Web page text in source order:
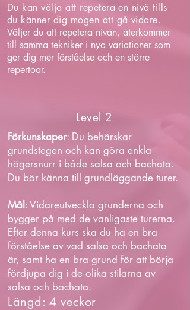
Du kan välja att repetera en nivå tills
du känner dig mogen att gå vidare.
Väljer du att repetera nivån, återkommer
till samma tekniker i nya variationer som
ger dig mer förståelse och en större
repertoar.
Level 2
Förkunskaper: Du behärskar
grundstegen och kan göra enkla
högersnurr i både salsa och bachata.
Du bör känna till grundläggande turer.
Mål : Vidareutveckla grunderna och
bygger på med de vanligaste turerna.
Efter denna kurs ska du ha en bra
förståelse av vad salsa och bachata
är, samt ha en bra grund för att börja
fördjupa dig i de olika stilarna av
salsa och bachata.
Längd: 4 veckor